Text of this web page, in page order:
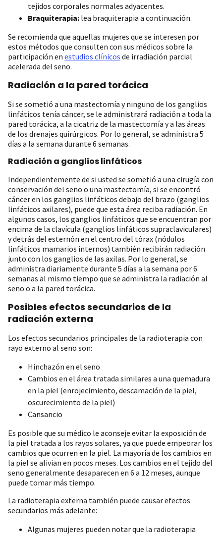
tejidos corporales normales adyacentes.
Braquiterapia: lea braquiterapia a continuación.
Se recomienda que aquellas mujeres que se interesen por
estos métodos que consulten con sus médicos sobre la
participación en estudios clínicos de irradiación parcial
acelerada del seno.
Radiación a la pared torácica
Si se sometió a una mastectomía y ninguno de los ganglios
linfáticos tenía cáncer, se le administrará radiación a toda la
pared torácica, a la cicatriz de la mastectomía y a las áreas
de los drenajes quirúrgicos. Por lo general, se administra 5
días a la semana durante 6 semanas.
Radiación a ganglios linfáticos
Independientemente de si usted se sometió a una cirugía con
conservación del seno o una mastectomía, si se encontró
cáncer en los ganglios linfáticos debajo del brazo (ganglios
linfáticos axilares), puede que esta área reciba radiación. En
algunos casos, los ganglios linfáticos que se encuentran por
encima de la clavícula (ganglios linfáticos supraclaviculares)
y detrás del esternón en el centro del tórax (nódulos
linfáticos mamarios internos) también recibirán radiación
junto con los ganglios de las axilas. Por lo general, se
administra diariamente durante 5 días a la semana por 6
semanas al mismo tiempo que se administra la radiación al
seno o a la pared torácica.
Posibles efectos secundarios de la
radiación externa
Los efectos secundarios principales de la radioterapia con
rayo externo al seno son:
Hinchazón en el seno
Cambios en el área tratada similares a una quemadura
en la piel (enrojecimiento, descamación de la piel,
oscurecimiento de la piel)
Cansancio
Es posible que su médico le aconseje evitar la exposición de
la piel tratada a los rayos solares, ya que puede empeorar los
cambios que ocurren en la piel. La mayoría de los cambios en
la piel se alivian en pocos meses. Los cambios en el tejido del
seno generalmente desaparecen en 6 a 12 meses, aunque
puede tomar más tiempo.
La radioterapia externa también puede causar efectos
secundarios más adelante:
Algunas mujeres pueden notar que la radioterapia